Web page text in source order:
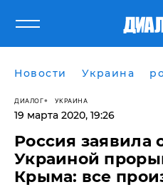
Новости Украина
ДИАЛОГ УКРАИНА
19 марта 2020, 19:26
Россия заявила
Украиной
Крыма: все